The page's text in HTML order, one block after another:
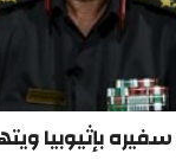
بإثيوبيا